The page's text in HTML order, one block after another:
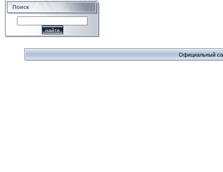
Поиск
Официальный сайт